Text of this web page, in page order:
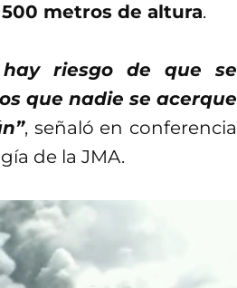
metros de altura.
riesgo de que se
que nadie se acerque
, señaló en conferencia
de la JMA.